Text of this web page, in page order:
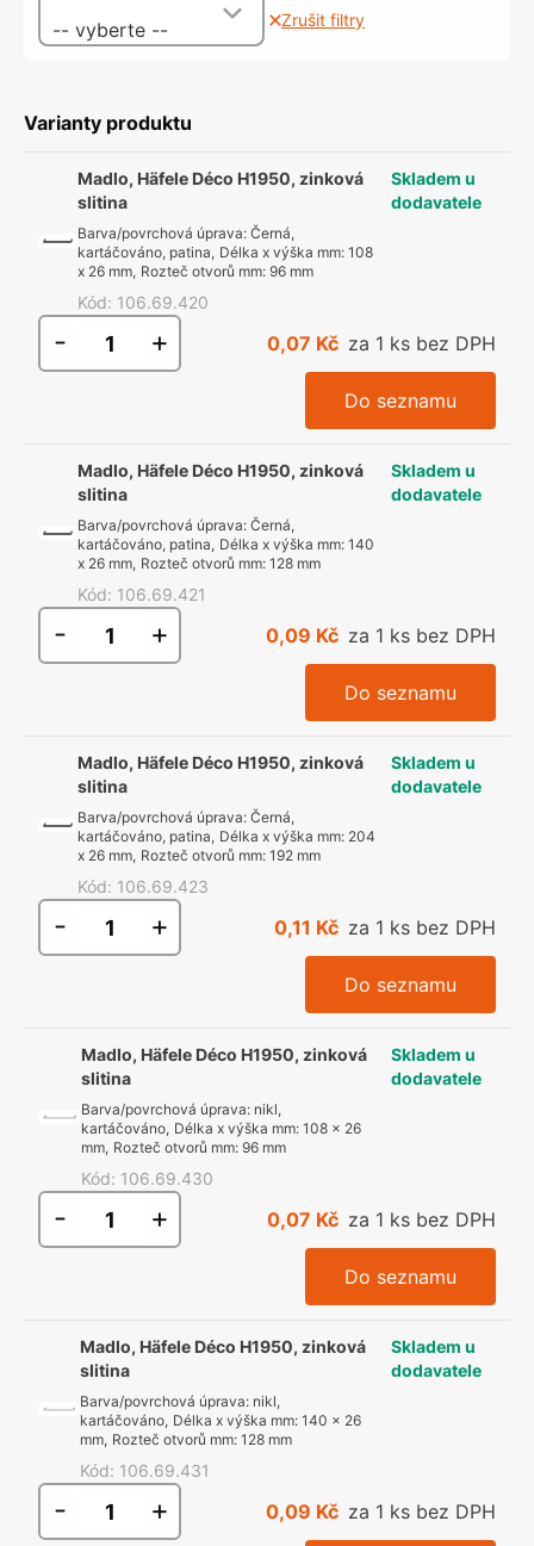
-- vyberte -- Zrušit filtry
Varianty produktu
Madlo, Häfele Déco H1950, zinková
slitina
Barva/povrchová úprava:Černá,
kartáčováno, patina, Délka x výška mm:108
x 26 mm, Rozteč otvorů mm:96 mm
Kód: 106.69.420
Skladem u
dodavatele
- + 0,07 Kč za 1 ks bez DPH
Do seznamu
Madlo, Häfele Déco H1950, zinková
slitina
Barva/povrchová úprava:Černá,
kartáčováno, patina, Délka x výška mm:140
x 26 mm, Rozteč otvorů mm:128 mm
Kód: 106.69.421
Skladem u
dodavatele
- + 0,09 Kč za 1 ks bez DPH
Do seznamu
Madlo, Häfele Déco H1950, zinková
slitina
Barva/povrchová úprava:Černá,
kartáčováno, patina, Délka x výška mm: 204
x 26 mm, Rozteč otvorů mm:192 mm
Kód: 106.69.423
Skladem u
dodavatele
- + 0,11 Kč za 1 ks bez DPH
Do seznamu
Madlo, Häfele Déco H1950, zinková
slitina
Barva/povrchová úprava: nikl,
kartáčováno, Délka x výška mm: 108 x 26
mm, Rozteč otvorů mm: 96 mm
Kód: 106.69.430
Skladem u
dodavatele
- + 0,07 Kč za 1 ks bez DPH
Do seznamu
Madlo, Häfele Déco H1950, zinková
slitina
Barva/povrchová úprava: nikl,
kartáčováno, Délka x výška mm:140 x 26
mm, Rozteč otvorů mm:128 mm
Kód: 106.69.431
Skladem u
dodavatele
- + 0,09 Kč za 1 ks bez DPH